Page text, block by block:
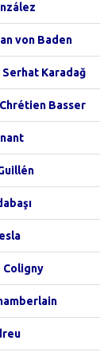
von Baden
Karadağ
Basser
Coligny